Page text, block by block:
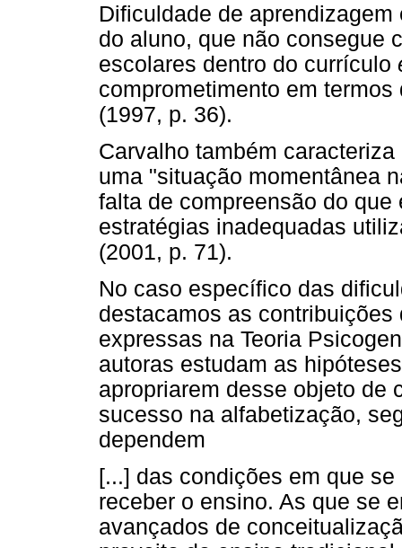
Dificuldade de
do aluno, que não consegue
escolares dentro do currículo
comprometimento em
(1997, p. 36).
Carvalho também
uma "situação momentânea
falta de compreensão do
estratégias inadequadas
(2001, p. 71).
No caso específico das
destacamos as contribuições
expressas na Teoria
autoras estudam as
apropriarem desse objeto de
sucesso na alfabetização,
dependem
[...] das condições em que
receber o ensino. As que se
avançados de